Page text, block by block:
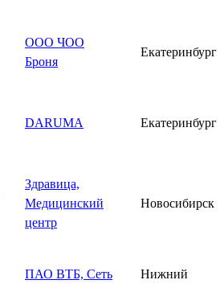
ООО ЧОО
Броня
Екатеринбург
DARUMA Екатеринбург
Здравица,
Медицинский
центр
Новосибирск
ПАО ВТБ, Сеть
Нижний